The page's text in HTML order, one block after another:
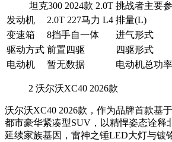
坦克300 2024款 2.0T 挑战者主要
发动机
2.0T 227马力 L4 排量(L)
变速箱
8挡手自一体 进气形式
驱动方式 前置四驱 四驱形式
电动机
暂无数据 电动机总功
2 沃尔沃XC40 2026款
沃尔沃XC40 2026款，作为品牌首款基
都市豪华紧凑型SUV，以精悍姿态诠释
延续家族基因，雷神之锤LED大灯与镀